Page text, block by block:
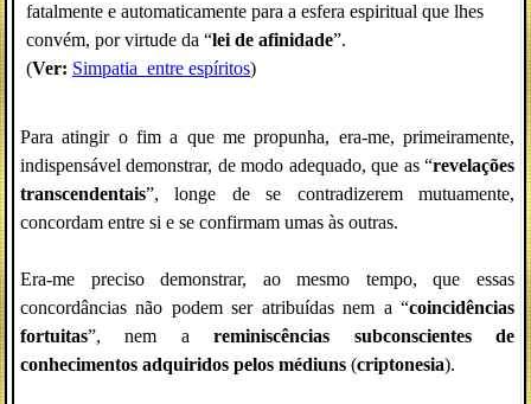
fatalmente e automaticamente para a esfera espiritual que lhes
convém, por virtude da “lei de afinidade”.
(Ver: Simpatia_entre espíritos)
Para atingir o fim a que me propunha, era-me, primeiramente,
indispensável demonstrar, de modo adequado, que as “revelações
transcendentais”, longe de se contradizerem mutuamente,
concordam entre si e se confirmam umas às outras.
Era-me preciso demonstrar, ao mesmo tempo, que essas
concordâncias não podem ser atribuídas nem a “coincidências
fortuitas”, nem areminiscências subconscientes de
conhecimentos adquiridos pelos médiuns (criptonesia).